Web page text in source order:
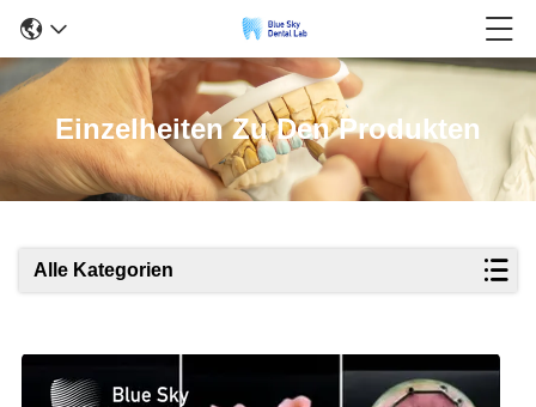
Einzelheiten Zu Den Produkten
Alle Kategorien